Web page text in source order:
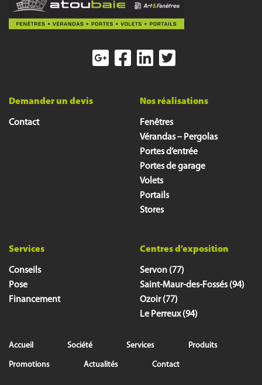
Demander un devis
Contact
Nos réalisations
Fenêtres
Vérandas – Pergolas
Portes d’entrée
Portes de garage
Volets
Portails
Stores
Services
Conseils
Pose
Financement
Centres d’exposition
Servon (77)
Saint-Maur-des-Fossés (94)
Ozoir (77)
Le Perreux (94)
Accueil Société Services Produits
Promotions Actualités Contact